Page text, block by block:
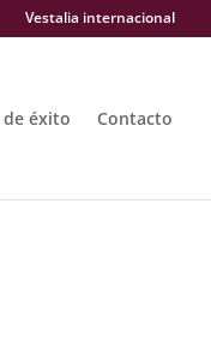
Vestalia internacional
de éxito Contacto